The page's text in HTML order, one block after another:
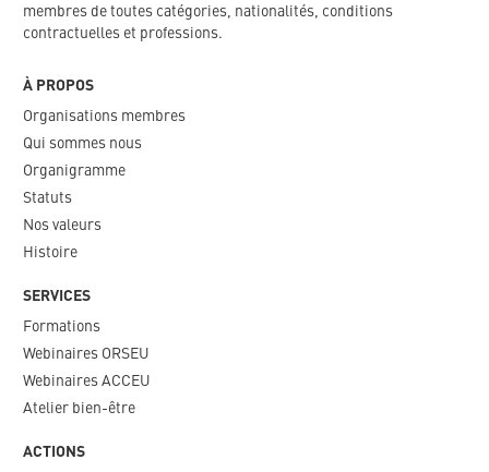
membres de toutes catégories, nationalités, conditions
contractuelles et professions.
À PROPOS
Organisations membres
Qui sommes nous
Organigramme​
Statuts
Nos valeurs​
Histoire
SERVICES
Formations
Webinaires ORSEU​
Webinaires ACCEU
Atelier bien-être
ACTIONS